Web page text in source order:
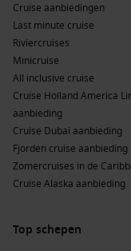
Australië:Van de
natuurgebieden,
unieke cultuur en
Zuidoost-Azië
levendige steden,
lokale keuken en
natuur verkennen.
Indonesië:
cultuur, biedt
van duiken tot
eilanden,
Cruise aanbiedingen
Last minute cruise
Riviercruises
Minicruise
All inclusive cruise
Cruise Holland America
aanbieding
Cruise Dubai aanbieding
Fjorden cruise aanbieding
Zomercruises in de
Cruise Alaska aanbieding
Top schepen